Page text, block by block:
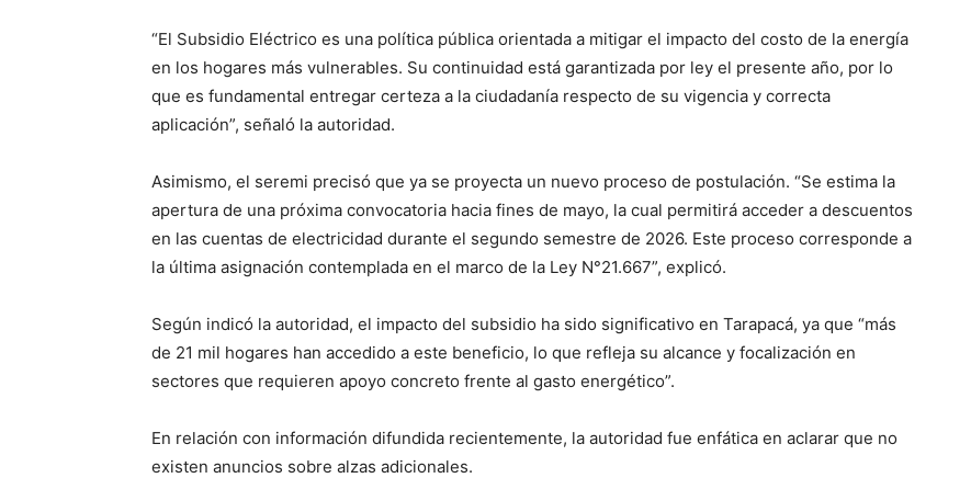
“El Subsidio Eléctrico es una política pública orientada a mitigar el impacto del costo de la energía
en los hogares más vulnerables. Su continuidad está garantizada por ley el presente año, por lo
que es fundamental entregar certeza a la ciudadanía respecto de su vigencia y correcta
aplicación”, señaló la autoridad.
Asimismo, el seremi precisó que ya se proyecta un nuevo proceso de postulación. “Se estima la
apertura de una próxima convocatoria hacia fines de mayo, la cual permitirá acceder a descuentos
en las cuentas de electricidad durante el segundo semestre de 2026. Este proceso corresponde a
la última asignación contemplada en el marco de la Ley N°21.667”, explicó.
Según indicó la autoridad, el impacto del subsidio ha sido significativo en Tarapacá, ya que “más
de 21 mil hogares han accedido a este beneficio, lo que refleja su alcance y focalización en
sectores que requieren apoyo concreto frente al gasto energético”.
En relación con información difundida recientemente, la autoridad fue enfática en aclarar que no
existen anuncios sobre alzas adicionales.